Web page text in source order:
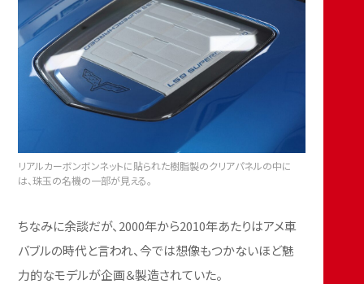
リアルカーボンボンネットに貼られた樹脂製のクリアパネルの中に
は、珠玉の名機の一部が見える。
ちなみに余談だが、2000年から2010年あたりはアメ車
バブルの時代と言われ、今では想像もつかないほど魅
力的なモデルが企画＆製造されていた。